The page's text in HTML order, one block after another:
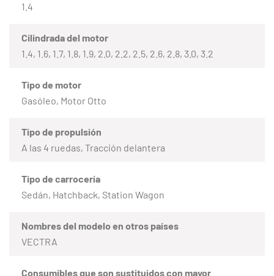
1.4
Cilindrada del motor
1.4, 1.6, 1.7, 1.8, 1.9, 2.0, 2.2, 2.5, 2.6, 2.8, 3.0, 3.2
Tipo de motor
Gasóleo, Motor Otto
Tipo de propulsión
A las 4 ruedas, Tracción delantera
Tipo de carrocería
Sedán, Hatchback, Station Wagon
Nombres del modelo en otros países
VECTRA
Consumibles que son sustituidos con mayor